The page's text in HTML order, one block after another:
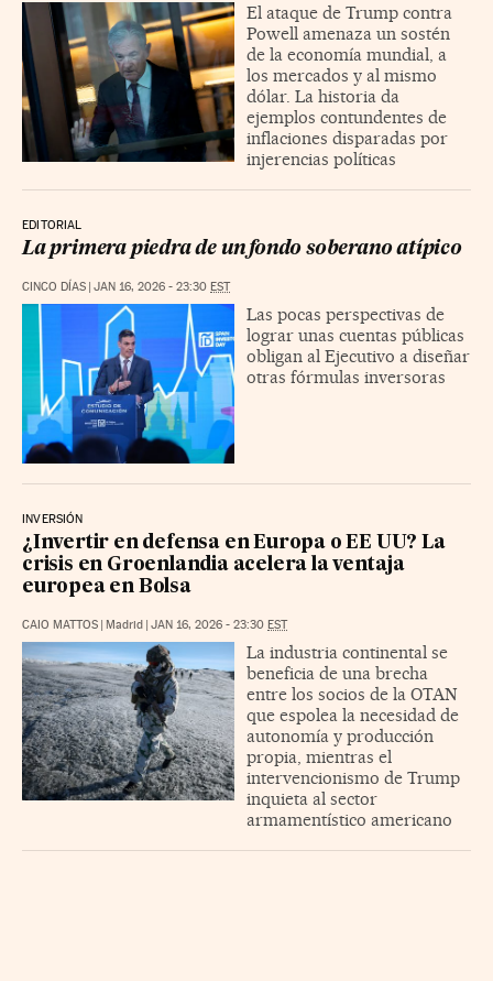
El ataque de Trump contra
Powell amenaza un sostén
de la economía mundial, a
los mercados y al mismo
dólar. La historia da
ejemplos contundentes de
inflaciones disparadas por
injerencias políticas
EDITORIAL
La primera piedra de un fondo soberano atípico
CINCO DÍAS | JAN 16, 2026 - 23:30 EST
Las pocas perspectivas de
lograr unas cuentas públicas
obligan al Ejecutivo a diseñar
otras fórmulas inversoras
INVERSIÓN
¿Invertir en defensa en Europa o EE UU? La
crisis en Groenlandia acelera la ventaja
europea en Bolsa
CAIO MATTOS | Madrid | JAN 16, 2026 - 23:30 EST
La industria continental se
beneficia de una brecha
entre los socios de la OTAN
que espolea la necesidad de
autonomía y producción
propia, mientras el
intervencionismo de Trump
inquieta al sector
armamentístico americano